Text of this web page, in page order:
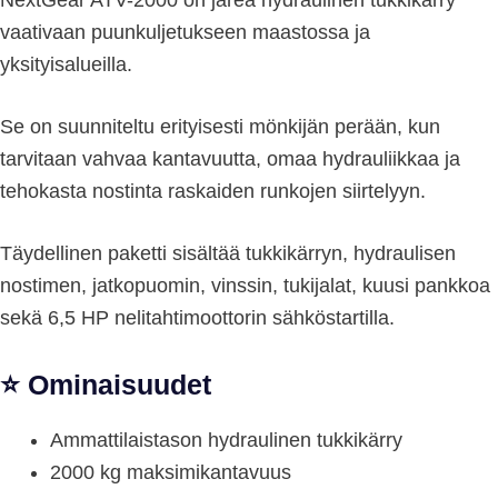
vaativaan puunkuljetukseen maastossa ja
yksityisalueilla.
Se on suunniteltu erityisesti mönkijän perään, kun
tarvitaan vahvaa kantavuutta, omaa hydrauliikkaa ja
tehokasta nostinta raskaiden runkojen siirtelyyn.
Täydellinen paketti sisältää tukkikärryn, hydraulisen
nostimen, jatkopuomin, vinssin, tukijalat, kuusi pankkoa
sekä 6,5 HP nelitahtimoottorin sähköstartilla.
⭐ Ominaisuudet
Ammattilaistason hydraulinen tukkikärry
2000 kg maksimikantavuus